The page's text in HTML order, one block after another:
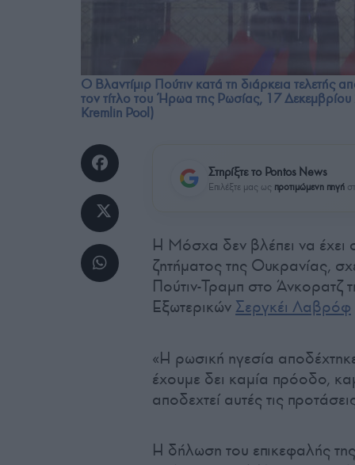
Ο Βλαντίμιρ Πούτιν κατά τη διάρκεια τελετής
τον τίτλο του Ήρωα της Ρωσίας, 17
Kremlin Pool)
Στηρίξτε το Pontos News
Επιλέξτε μας ως προτιμώμενη πηγή
Η Μόσχα δεν βλέπει να έχει
ζητήματος της Ουκρανίας,
Πούτιν-Τραμπ στο
Εξωτερικών Σεργκέι Λαβρόφ
«Η ρωσική ηγεσία
έχουμε δει καμία πρόοδο,
αποδεχτεί αυτές τις
Η δήλωση του επικεφαλής